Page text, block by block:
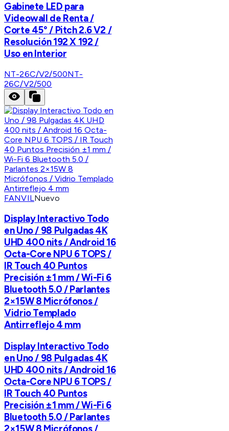
Gabinete LED para
Videowall de Renta /
Corte 45° / Pitch 2.6 V2 /
Resolución 192 X 192 /
Uso en Interior
NT-26C/V2/500NT-
26C/V2/500
FANVILNuevo
Display Interactivo Todo
en Uno / 98 Pulgadas 4K
UHD 400 nits / Android 16
Octa-Core NPU 6 TOPS /
IR Touch 40 Puntos
Precisión ±1 mm / Wi-Fi 6
Bluetooth 5.0 / Parlantes
2×15W 8 Micrófonos /
Vidrio Templado
Antirreflejo 4 mm
Display Interactivo Todo
en Uno / 98 Pulgadas 4K
UHD 400 nits / Android 16
Octa-Core NPU 6 TOPS /
IR Touch 40 Puntos
Precisión ±1 mm / Wi-Fi 6
Bluetooth 5.0 / Parlantes
2×15W 8 Micrófonos /